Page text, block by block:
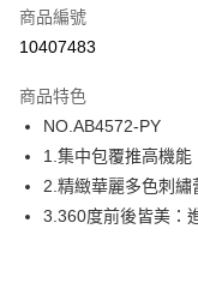
街口支付
運送方式
全家取貨付款
每筆NT$80，滿
商品編號
10407483
商品特色
NO.AB4572-PY
1.集中包覆推高機
2.精緻華麗多色刺
3.360度前後皆美：